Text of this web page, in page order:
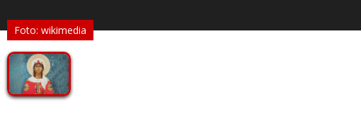
Foto: wikimedia